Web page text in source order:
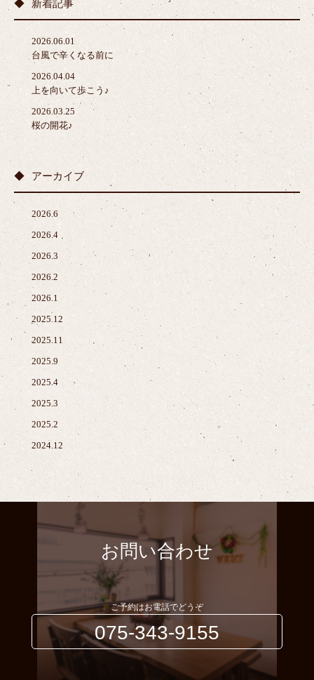
新着記事
2026.06.01
台風で辛くなる前に
2026.04.04
上を向いて歩こう♪
2026.03.25
桜の開花♪
アーカイブ
2026.6
2026.4
2026.3
2026.2
2026.1
2025.12
2025.11
2025.9
2025.4
2025.3
2025.2
2024.12
お問い合わせ
ご予約はお電話でどうぞ
075-343-9155